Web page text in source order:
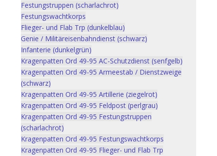
Festungstruppen (scharlachrot)
Festungswachtkorps
Flieger- und Flab Trp (dunkelblau)
Genie / Militäreisenbahndienst (schwarz)
Infanterie (dunkelgrün)
Kragenpatten Ord 49-95 AC-Schutzdienst (senfgelb)
Kragenpatten Ord 49-95 Armeestab / Dienstzweige
(schwarz)
Kragenpatten Ord 49-95 Artillerie (ziegelrot)
Kragenpatten Ord 49-95 Feldpost (perlgrau)
Kragenpatten Ord 49-95 Festungstruppen
(scharlachrot)
Kragenpatten Ord 49-95 Festungswachtkorps
Kragenpatten Ord 49-95 Flieger- und Flab Trp